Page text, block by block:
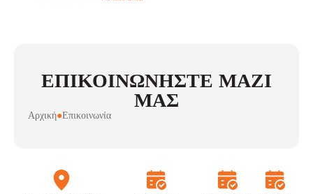
ΕΠΙΚΟΙΝΩΝΉΣΤΕ ΜΑΖΊ
ΜΑΣ
Αρχική●Επικοινωνία